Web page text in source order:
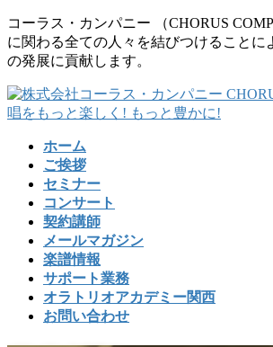
コ
ン
テ
ツ
に
ナ
ビ
ゲ
シ
ョ
コーラス・カンパニー （CHORUS
に関わる全ての人々を結びつけることに
の発展に貢献します。
ホーム
ご挨拶
セミナー
コンサート
契約講師
メールマガジン
楽譜情報
サポート業務
オラトリオアカデミー関西
お問い合わせ